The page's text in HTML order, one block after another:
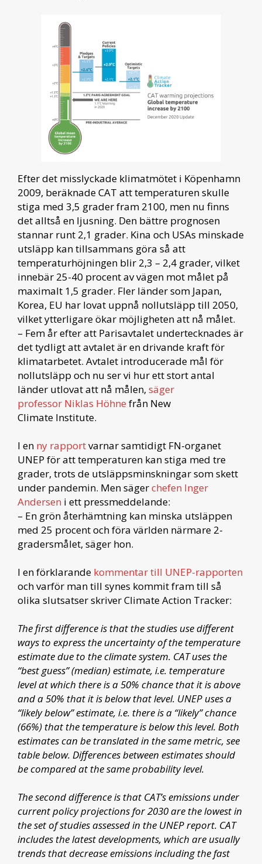
Efter det misslyckade klimatmötet i Köpenhamn
2009, beräknade CAT att temperaturen skulle
stiga med 3,5 grader fram 2100, men nu finns
det alltså en ljusning. Den bättre prognosen
stannar runt 2,1 grader. Kina och USAs minskade
utsläpp kan tillsammans göra så att
temperaturhöjningen blir 2,3 – 2,4 grader, vilket
innebär 25-40 procent av vägen mot målet på
maximalt 1,5 grader. Fler länder som Japan,
Korea, EU har lovat uppnå nollutsläpp till 2050,
vilket ytterligare ökar möjligheten att nå målet.
– Fem år efter att Parisavtalet undertecknades är
det tydligt att avtalet är en drivande kraft för
klimatarbetet. Avtalet introducerade mål för
nollutsläpp och nu ser vi hur ett stort antal
länder utlovat att nå målen, säger
professor Niklas Höhne från New
Climate Institute.
I en ny rapportvarnar samtidigt FN-organet
UNEP för att temperaturen kan stiga med tre
grader, trots de utsläppsminskningar som skett
under pandemin. Men sägerchefen Inger
Andersen i ett pressmeddelande:
– En grön återhämtning kan minska utsläppen
med 25 procent och föra världen närmare 2-
gradersmålet, säger hon.
I en förklarande kommentar till UNEP-rapporten
och varför man till synes kommit fram till så
olika slutsatser skriver Climate Action Tracker:
The first difference is that the studies use different
ways to express the uncertainty of the temperature
estimate due to the climate system. CAT uses the
“best guess” (median) estimate, i.e. temperature
level at which there is a 50% chance that it is above
and a 50% that it is below that level. UNEP uses a
“likely below” estimate, i.e. there is a “likely” chance
(66%) that the temperature is below this level. Both
estimates can be translated in the same metric, see
table below. Differences between estimates should
be compared at the same probability level.
The second difference is that CAT’s emissions under
current policy projections for 2030 are the lowest in
the set of studies assessed in the UNEP report. CAT
includes the latest developments, which are usually
trends that decrease emissions including the fast